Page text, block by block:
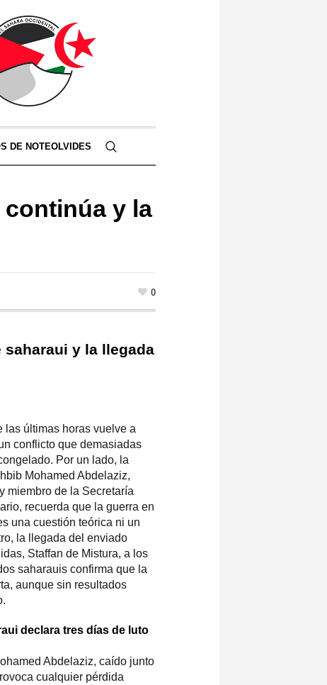
DE NOTEOLVIDES
continúa y la
0
y la llegada
las últimas horas vuelve a
conflicto que demasiadas
Por un lado, la
Mohamed Abdelaziz,
miembro de la Secretaría
recuerda que la guerra en
una cuestión teórica ni un
la llegada del enviado
Staffan de Mistura, a los
saharauis confirma que la
aunque sin resultados
declara tres días de luto
Abdelaziz, caído junto
cualquier pérdida